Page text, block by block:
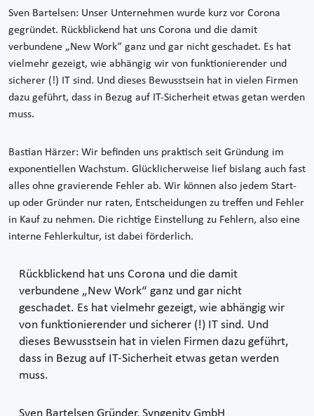
Sven Bartelsen: Unser Unternehmen wurde kurz vor Corona
gegründet. Rückblickend hat uns Corona und die damit
verbundene „New Work“ ganz und gar nicht geschadet. Es hat
vielmehr gezeigt, wie abhängig wir von funktionierender und
sicherer (!) IT sind. Und dieses Bewusstsein hat in vielen Firmen
dazu geführt, dass in Bezug auf IT-Sicherheit etwas getan werden
muss.
Bastian Härzer: Wir befinden uns praktisch seit Gründung im
exponentiellen Wachstum. Glücklicherweise lief bislang auch fast
alles ohne gravierende Fehler ab. Wir können also jedem Start-
up oder Gründer nur raten, Entscheidungen zu treffen und Fehler
in Kauf zu nehmen. Die richtige Einstellung zu Fehlern, also eine
interne Fehlerkultur, ist dabei förderlich.
Rückblickend hat uns Corona und die damit
verbundene „New Work“ ganz und gar nicht
geschadet. Es hat vielmehr gezeigt, wie abhängig wir
von funktionierender und sicherer (!) IT sind. Und
dieses Bewusstsein hat in vielen Firmen dazu geführt,
dass in Bezug auf IT-Sicherheit etwas getan werden
muss.